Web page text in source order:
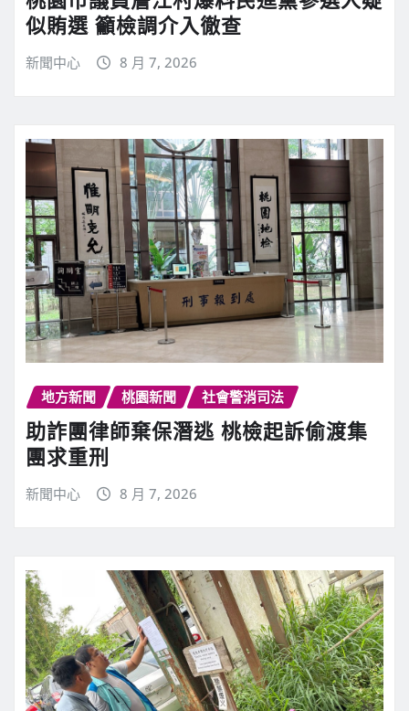
似賄選 籲檢調介入徹查
新聞中心 8 月 7, 2026
地方新聞 桃園新聞 社會警消司法
助詐團律師棄保潛逃 桃檢起訴偷渡集
團求重刑
新聞中心 8 月 7, 2026